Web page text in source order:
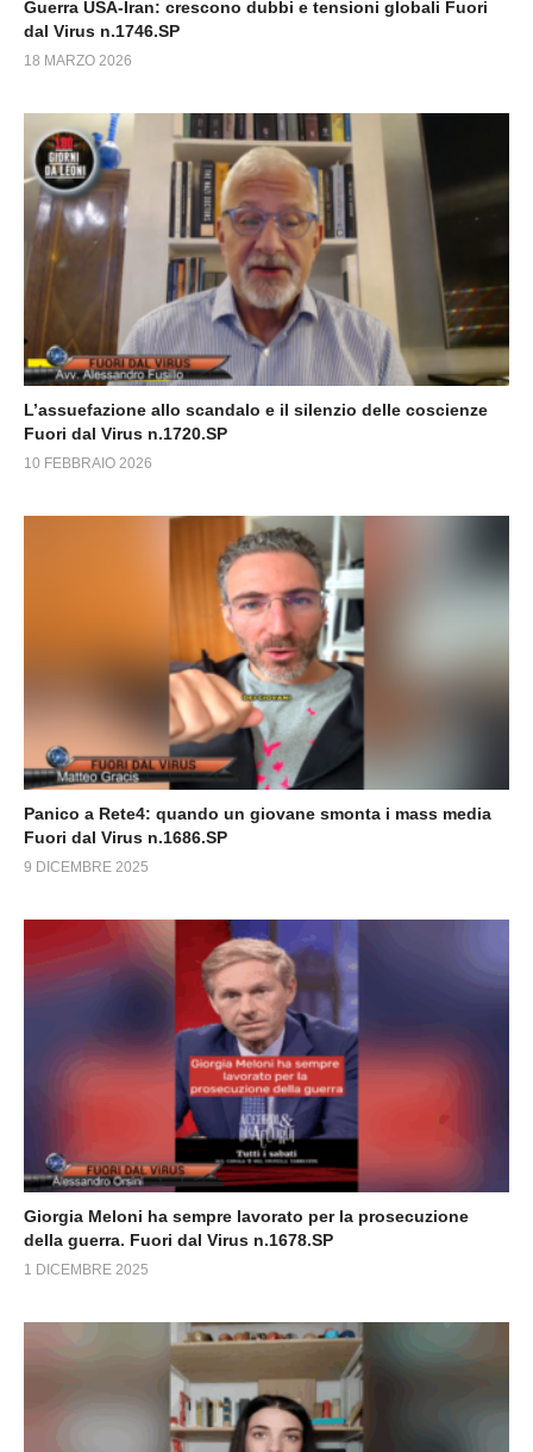
Guerra USA-Iran: crescono dubbi e tensioni globali Fuori
dal Virus n.1746.SP
18 MARZO 2026
L’assuefazione allo scandalo e il silenzio delle coscienze
Fuori dal Virus n.1720.SP
10 FEBBRAIO 2026
Panico a Rete4: quando un giovane smonta i mass media
Fuori dal Virus n.1686.SP
9 DICEMBRE 2025
Giorgia Meloni ha sempre lavorato per la prosecuzione
della guerra. Fuori dal Virus n.1678.SP
1 DICEMBRE 2025